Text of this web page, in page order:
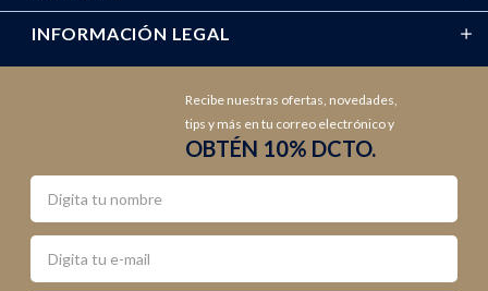
INFORMACIÓN LEGAL
Recibe nuestras ofertas, novedades,
tips y más en tu correo electrónico y
OBTÉN 10% DCTO.
Nombre
Email